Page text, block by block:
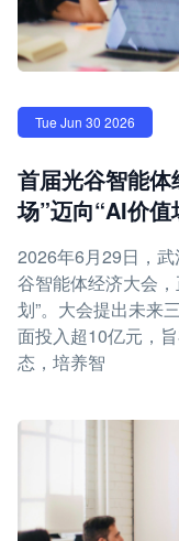
Tue Jun 30 2026
首届光谷智能
场”迈向“AI价值
2026年6月29日，
谷智能体经济大会
划”。大会提出未来
面投入超10亿元，
态，培养智